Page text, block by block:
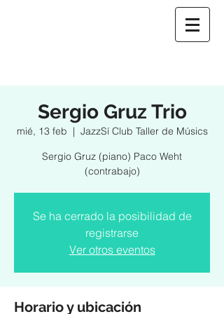
Sergio Gruz Trio
mié, 13 feb
  |
JazzSí Club Taller de Músics
Sergio Gruz (piano) Paco Weht
(contrabajo)
Se ha cerrado la posibilidad de
registrarse
Ver otros eventos
Horario y ubicación